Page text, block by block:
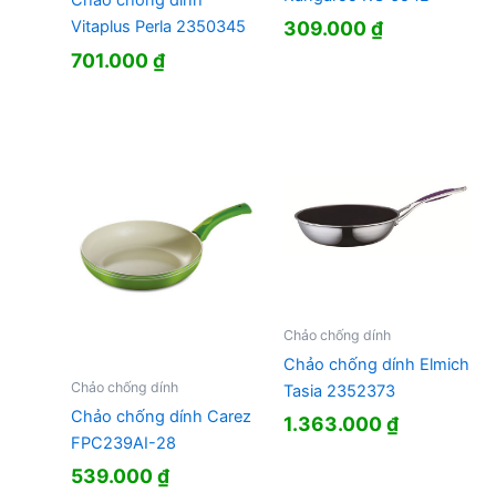
Vitaplus Perla 2350345
701.000₫
309.000₫
Chảo chống dính
Chảo chống dính Carez
FPC239AI-28
539.000₫
Chảo chống dính
Chảo chống dính Elmich
Tasia 2352373
1.363.000₫